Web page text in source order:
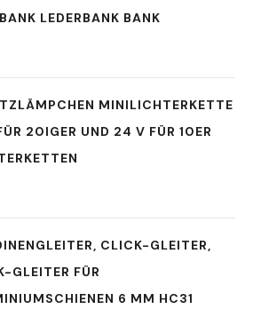
LEDERBANK BANK
MINILICHTERKETTE
20IGER UND 24 V FÜR 10ER
CLICK-GLEITER,
GLEITER FÜR
6 MM HC31